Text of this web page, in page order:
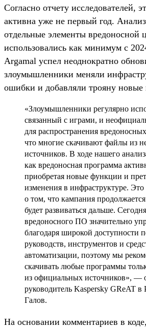
Согласно отчету исследователей,
активна уже не первый год.
отдельные элементы вредоносной
использовались как минимум с
Argamal успел неоднократно
злоумышленники меняли
ошибки и добавляли трояну новые
«Злоумышленники регулярно
связанный с играми, и
для распространения
что многие скачивают файлы из
источников. В ходе нашего
как вредоносная программа
приобретая новые функции и
изменения в инфраструктуре. Это
о том, что кампания
будет развиваться дальше.
вредоносного ПО значительно
благодаря широкой доступности
руководств, инструментов и
автоматизации, поэтому мы
скачивать любые программы
из официальных источников», —
руководитель Kaspersky GReAT
Галов.
На основании комментариев в